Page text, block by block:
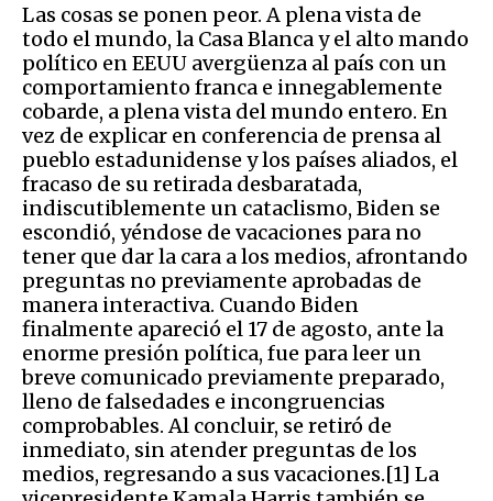
Las cosas se ponen peor. A plena vista de
todo el mundo, la Casa Blanca y el alto mando
político en EEUU avergüenza al país con un
comportamiento franca e innegablemente
cobarde, a plena vista del mundo entero. En
vez de explicar en conferencia de prensa al
pueblo estadunidense y los países aliados, el
fracaso de su retirada desbaratada,
indiscutiblemente un cataclismo, Biden se
escondió, yéndose de vacaciones para no
tener que dar la cara a los medios, afrontando
preguntas no previamente aprobadas de
manera interactiva. Cuando Biden
finalmente apareció el 17 de agosto, ante la
enorme presión política, fue para leer un
breve comunicado previamente preparado,
lleno de falsedades e incongruencias
comprobables. Al concluir, se retiró de
inmediato, sin atender preguntas de los
medios, regresando a sus vacaciones.[1] La